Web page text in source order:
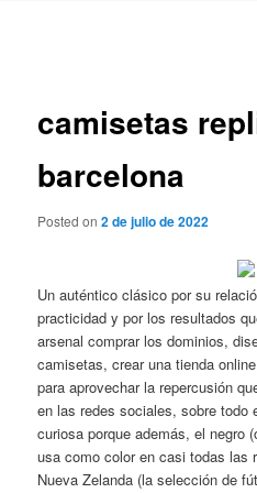
camisetas
barcelona
Posted on2 de julio de 2022
Un auténtico clásico por su
practicidad y por los resultados
arsenal comprar los dominios,
camisetas, crear una tienda
para aprovechar la repercusión
en las redes sociales, sobre todo
curiosa porque además, el negro
usa como color en casi todas las
Nueva Zelanda (la selección de